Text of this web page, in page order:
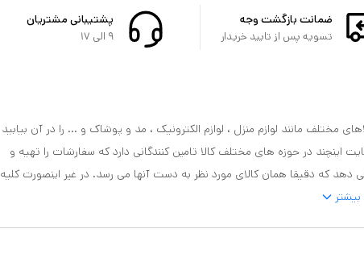
ضمانت بازگشت وجه
تسویه پس از تایید خریدار
پشتیبانی مشتریان
۹ الی ۱۷
مختلف مانند لوازم منزل ، لوازم الکترونیک ، مد و پوشاک و ... را در آن بیابید
اینچند در حوزه های مختلف کالا تامین کنندگانی دارد که سفارشات را تهیه و
می دهد که دقیقا همان کالای مورد نظر به دست آنها می رسد. در غیر اینصورت کلیه
بیشتر